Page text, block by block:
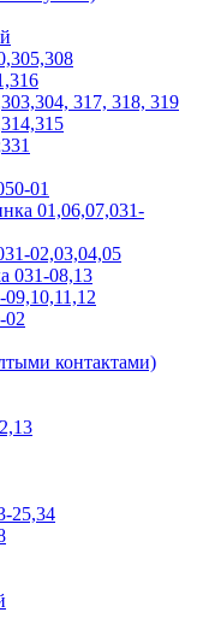
317, 318, 319
01
01,06,07,031-
02,03,04,05
031-08,13
02
контактами)
25,34